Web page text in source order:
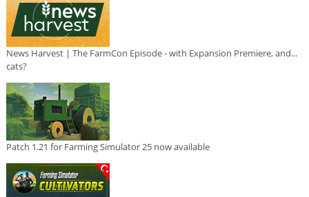
News Harvest | The FarmCon Episode - with Expansion Premiere, and...
cats?
Patch 1.21 for Farming Simulator 25 now available